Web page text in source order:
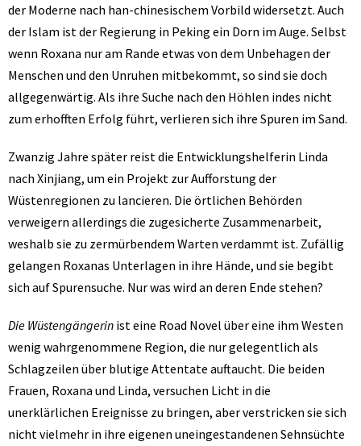
der Moderne nach han-chinesischem Vorbild widersetzt. Auch
der Islam ist der Regierung in Peking ein Dorn im Auge. Selbst
wenn Roxana nur am Rande etwas von dem Unbehagen der
Menschen und den Unruhen mitbekommt, so sind sie doch
allgegenwärtig. Als ihre Suche nach den Höhlen indes nicht
zum erhofften Erfolg führt, verlieren sich ihre Spuren im Sand.
Zwanzig Jahre später reist die Entwicklungshelferin Linda
nach Xinjiang, um ein Projekt zur Aufforstung der
Wüstenregionen zu lancieren. Die örtlichen Behörden
verweigern allerdings die zugesicherte Zusammenarbeit,
weshalb sie zu zermürbendem Warten verdammt ist. Zufällig
gelangen Roxanas Unterlagen in ihre Hände, und sie begibt
sich auf Spurensuche. Nur was wird an deren Ende stehen?
Die Wüstengängerin ist eine Road Novel über eine ihm Westen
wenig wahrgenommene Region, die nur gelegentlich als
Schlagzeilen über blutige Attentate auftaucht. Die beiden
Frauen, Roxana und Linda, versuchen Licht in die
unerklärlichen Ereignisse zu bringen, aber verstricken sie sich
nicht vielmehr in ihre eigenen uneingestandenen Sehnsüchte